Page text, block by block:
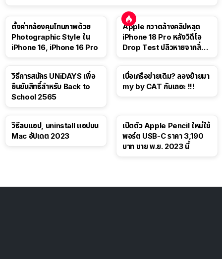
ตั้งค่ากล้องคุมโทนภาพด้วย
Photographic Style ใน
iPhone 16, iPhone 16 Pro
Apple กวาดล้างคลิปหลุด
iPhone 18 Pro หลังวิดีโอ
Drop Test ปลิวหายจากสื่อ
วิธีการสมัคร UNiDAYS เพื่อ
ยืนยันสิทธิ์สำหรับ Back to
School 2565
เบื่อเครือข่ายเดิม? ลองย้ายมา
my by CAT กันเถอะ !!!
วิธีลบแอป, uninstall แอปบน
Mac อัปเดต 2023
เปิดตัว Apple Pencil ใหม่ใช้
พอร์ต USB-C ราคา 3,190
บาท ขาย พ.ย. 2023 นี้